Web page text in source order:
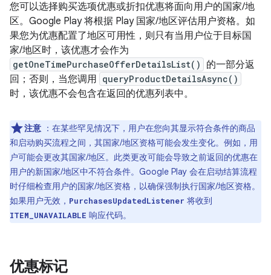
您可以选择购买选项优惠或折扣优惠将面向用户的国家/地
区。Google Play 将根据 Play 国家/地区评估用户资格。如
果您为优惠配置了地区可用性，则只有当用户位于目标国
家/地区时，该优惠才会作为
getOneTimePurchaseOfferDetailsList()
的一部分返
回；否则，当您调用 queryProductDetailsAsync()
时，该优惠不会包含在返回的优惠列表中。
注意 ：在某些罕见情况下，用户在您向其显示符合条件的商品
和启动购买流程之间，其国家/地区资格可能会发生变化。例如，用
户可能会更改其国家/地区。此类更改可能会导致之前返回的优惠在
用户的新国家/地区中不符合条件。Google Play 会在启动结算流程
时仔细检查用户的国家/地区资格，以确保强制执行国家/地区资格。
如果用户无效， PurchasesUpdatedListener 将收到
ITEM_UNAVAILABLE 响应代码。
优惠标记